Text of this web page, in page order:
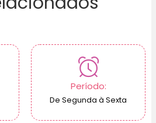
Período:
De Segunda à Sexta